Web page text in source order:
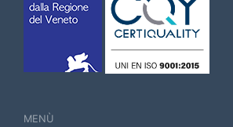
MENÙ